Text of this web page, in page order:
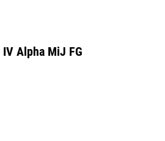
Alpha MiJ FG